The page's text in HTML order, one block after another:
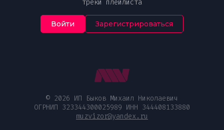
треки плейлиста
Войти Зарегистрироваться
© 2026 ИП Быков Михаил Николаевич
ОГРНИП 323344300025989 ИНН 344408133880
muzvizor@yandex.ru